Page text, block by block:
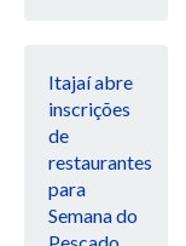
Itajaí abre
inscrições
de
restaurantes
para
Semana do